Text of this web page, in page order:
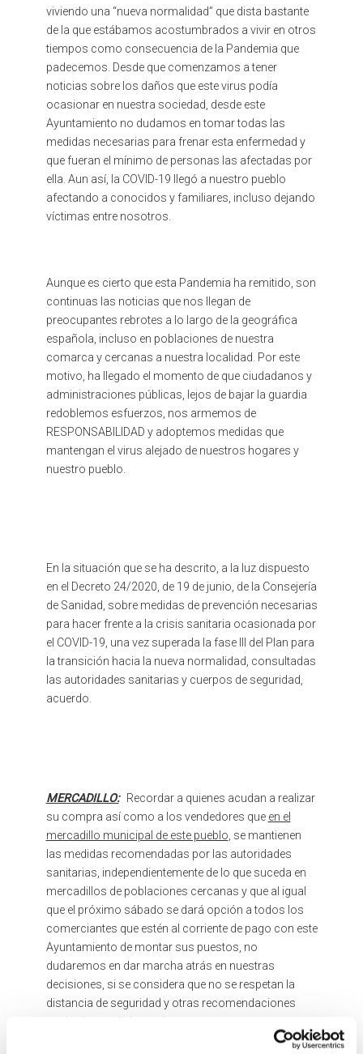
viviendo una “nueva normalidad” que dista bastante
de la que estábamos acostumbrados a vivir en otros
tiempos como consecuencia de la Pandemia que
padecemos. Desde que comenzamos a tener
noticias sobre los daños que este virus podía
ocasionar en nuestra sociedad, desde este
Ayuntamiento no dudamos en tomar todas las
medidas necesarias para frenar esta enfermedad y
que fueran el mínimo de personas las afectadas por
ella. Aun así, la COVID-19 llegó a nuestro pueblo
afectando a conocidos y familiares, incluso dejando
víctimas entre nosotros.
Aunque es cierto que esta Pandemia ha remitido, son
continuas las noticias que nos llegan de
preocupantes rebrotes a lo largo de la geográfica
española, incluso en poblaciones de nuestra
comarca y cercanas a nuestra localidad. Por este
motivo, ha llegado el momento de que ciudadanos y
administraciones públicas, lejos de bajar la guardia
redoblemos esfuerzos, nos armemos de
RESPONSABILIDAD y adoptemos medidas que
mantengan el virus alejado de nuestros hogares y
nuestro pueblo.
En la situación que se ha descrito, a la luz dispuesto
en el Decreto 24/2020, de 19 de junio, de la Consejería
de Sanidad, sobre medidas de prevención necesarias
para hacer frente a la crisis sanitaria ocasionada por
el COVID-19, una vez superada la fase III del Plan para
la transición hacia la nueva normalidad, consultadas
las autoridades sanitarias y cuerpos de seguridad,
acuerdo.
MERCADILLO:Recordar a quienes acudan a realizar
su compra así como a los vendedores que en el
mercadillo municipal de este pueblo , se mantienen
las medidas recomendadas por las autoridades
sanitarias, independientemente de lo que suceda en
mercadillos de poblaciones cercanas y que al igual
que el próximo sábado se dará opción a todos los
comerciantes que estén al corriente de pago con este
Ayuntamiento de montar sus puestos, no
dudaremos en dar marcha atrás en nuestras
decisiones, si se considera que no se respetan la
distancia de seguridad y otras recomendaciones
sanitarias en dicho recinto.